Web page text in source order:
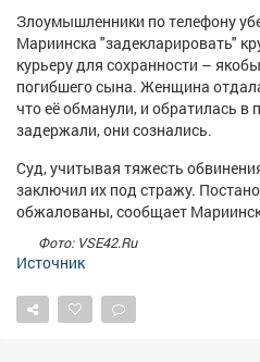
Товары
ТВ программа Я -
Злоумышленники по телефону
Мариинска "задекларировать"
курьеру для сохранности –
погибшего сына. Женщина
что её обманули, и обратилась
задержали, они сознались.
Суд, учитывая тяжесть
заключил их под стражу.
обжалованы, сообщает
Фото: VSE42.Ru
Источник